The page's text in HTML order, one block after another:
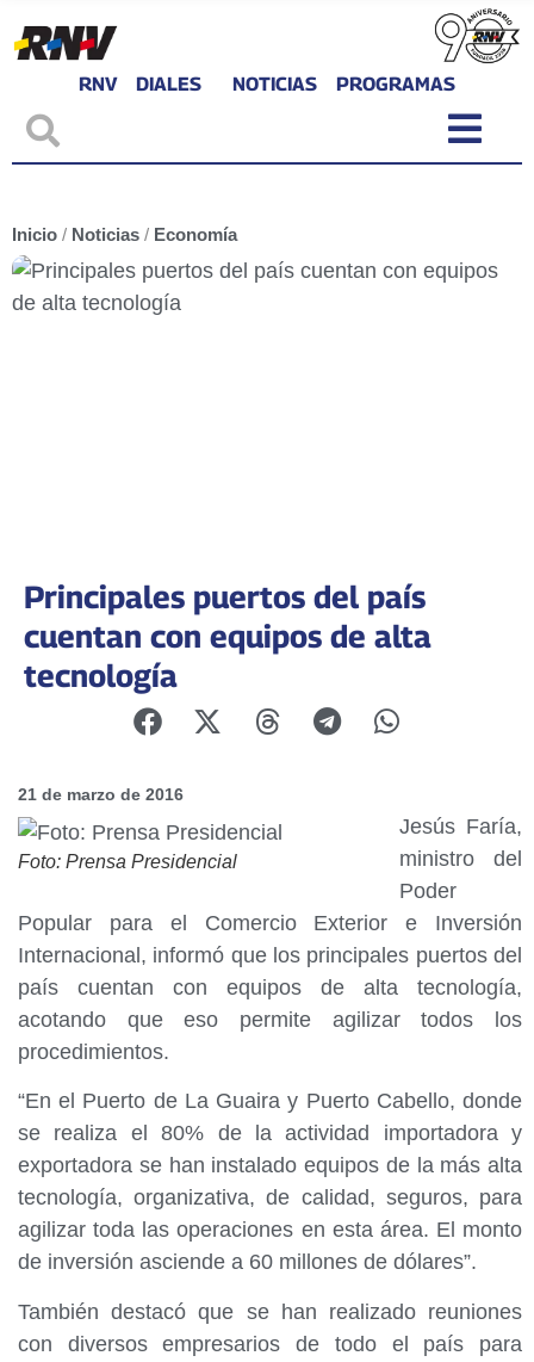
RNV DIALES NOTICIAS PROGRAMAS
Inicio / Noticias / Economía
Principales puertos del país
cuentan con equipos de alta
tecnología
21 de marzo de 2016
Foto: Prensa Presidencial
Jesús Faría,
ministro del
Poder
Popular para el Comercio Exterior e Inversión
Internacional, informó que los principales puertos del
país cuentan con equipos de alta tecnología,
acotando que eso permite agilizar todos los
procedimientos.
“En el Puerto de La Guaira y Puerto Cabello, donde
se realiza el 80% de la actividad importadora y
exportadora se han instalado equipos de la más alta
tecnología, organizativa, de calidad, seguros, para
agilizar toda las operaciones en esta área. El monto
de inversión asciende a 60 millones de dólares”.
También destacó que se han realizado reuniones
con diversos empresarios de todo el país para